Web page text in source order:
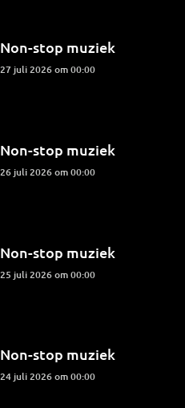
Non-stop muziek
27 juli 2026 om 00:00
Non-stop muziek
26 juli 2026 om 00:00
Non-stop muziek
25 juli 2026 om 00:00
Non-stop muziek
24 juli 2026 om 00:00